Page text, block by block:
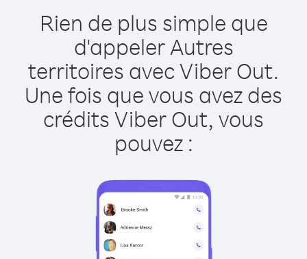
Rien de plus simple que
d'appeler Autres
territoires avec Viber Out.
Une fois que vous avez des
crédits Viber Out, vous
pouvez :